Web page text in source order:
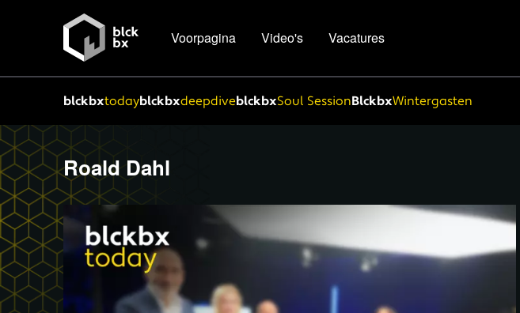
Voorpagina Video's Vacatures
blckbxtodayblckbxdeepdiveblckbxSoul SessionBlckbxWintergasten
Roald Dahl